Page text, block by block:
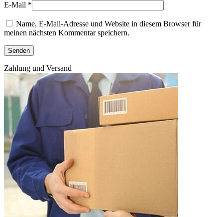
E-Mail *
Name, E-Mail-Adresse und Website in diesem Browser für
meinen nächsten Kommentar speichern.
Zahlung und Versand